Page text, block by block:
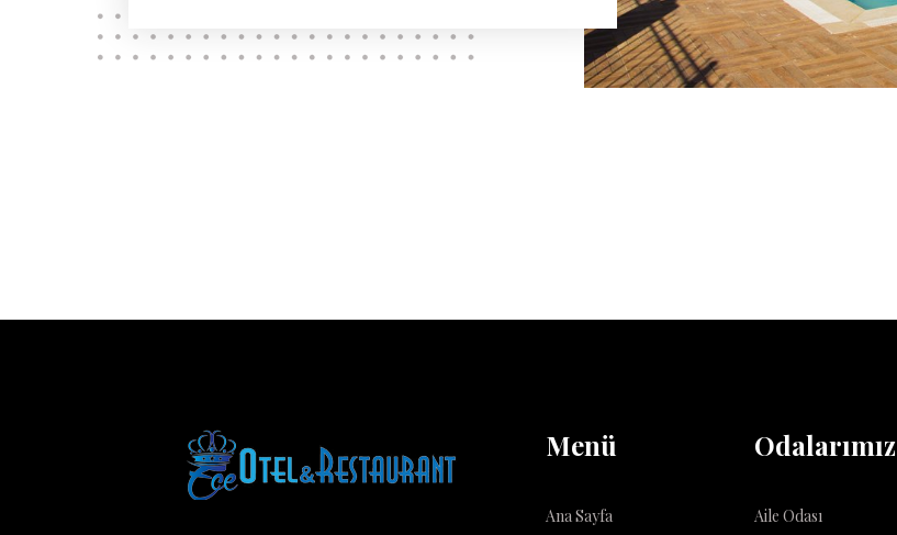
Menü
Ana Sayfa
Odalarımız
Aile Odası